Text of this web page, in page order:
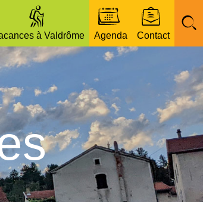
à Valdrôme Agenda Contact